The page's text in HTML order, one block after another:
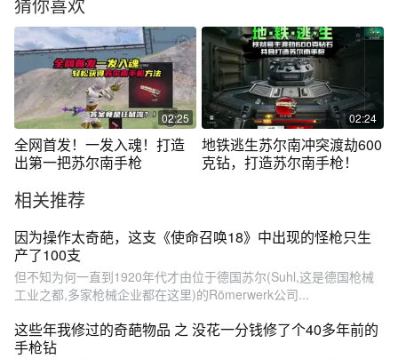
02:25
全网首发！一发入魂！打造
出第一把苏尔南手枪
02:24
地铁逃生苏尔南冲突渡劫600
克钻，打造苏尔南手枪！
相关推荐
因为操作太奇葩，这支《使命召唤18》中出现的怪枪只生
产了100支
但不知为何一直到1920年代才由位于德国苏尔(Suhl,这是德国枪械
工业之都,多家枪械企业都在这里)的Römerwerk公司...
这些年我修过的奇葩物品 之 没花一分钱修了个40多年前的
手枪钻